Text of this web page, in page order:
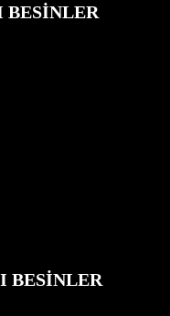
BESİNLER
BESİNLER